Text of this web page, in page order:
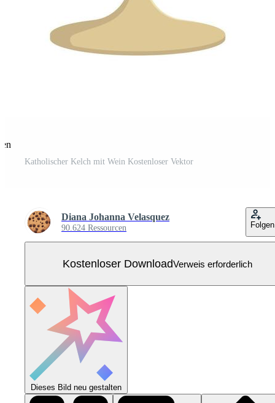
Katholischer Kelch mit Wein Kostenloser Vektor
Diana Johanna Velasquez
90.624 Ressourcen Folgen
Kostenloser DownloadVerweis erforderlich
Dieses Bild neu gestalten